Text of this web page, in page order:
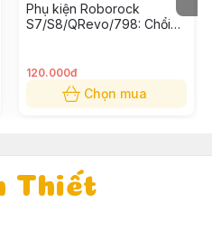
Phụ kiện Roborock
S7/S8/QRevo/798: Chổi
120.000đ
Chọn mua
Thiết